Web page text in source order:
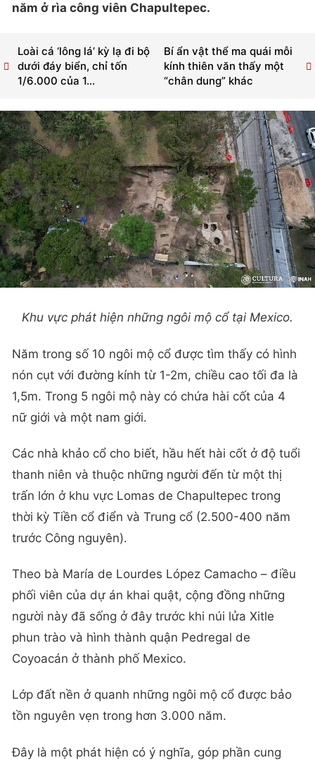
năm ở rìa công viên Chapultepec.
Bí ẩn vật thể ma quái mỗi
kính thiên văn thấy một
“chân dung” khác
Loài cá ‘lông lá’ kỳ lạ đi bộ
dưới đáy biển, chỉ tốn
1/6.000 của 1...
Khu vực phát hiện những ngôi mộ cổ tại Mexico.
Năm trong số 10 ngôi mộ cổ được tìm thấy có hình
nón cụt với đường kính từ 1-2m, chiều cao tối đa là
1,5m. Trong 5 ngôi mộ này có chứa hài cốt của 4
nữ giới và một nam giới.
Các nhà khảo cổ cho biết, hầu hết hài cốt ở độ tuổi
thanh niên và thuộc những người đến từ một thị
trấn lớn ở khu vực Lomas de Chapultepec trong
thời kỳ Tiền cổ điển và Trung cổ (2.500-400 năm
trước Công nguyên).
Theo bà María de Lourdes López Camacho – điều
phối viên của dự án khai quật, cộng đồng những
người này đã sống ở đây trước khi núi lửa Xitle
phun trào và hình thành quận Pedregal de
Coyoacán ở thành phố Mexico.
Lớp đất nền ở quanh những ngôi mộ cổ được bảo
tồn nguyên vẹn trong hơn 3.000 năm.
Đây là một phát hiện có ý nghĩa, góp phần cung